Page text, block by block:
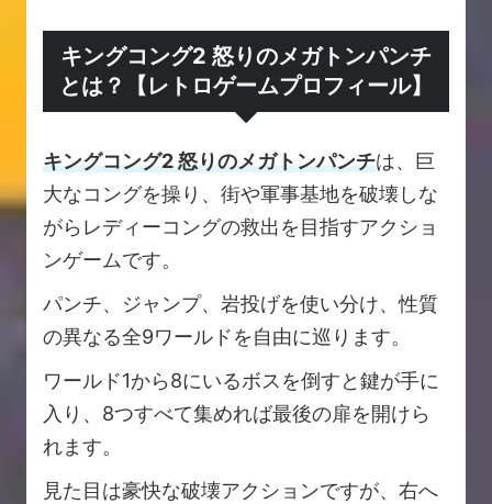
キングコング2 怒りのメガトンパンチ
とは？【レトロゲームプロフィール】
キングコング2 怒りのメガトンパンチは、巨
大なコングを操り、街や軍事基地を破壊しな
がらレディーコングの救出を目指すアクショ
ンゲームです。
パンチ、ジャンプ、岩投げを使い分け、性質
の異なる全9ワールドを自由に巡ります。
ワールド1から8にいるボスを倒すと鍵が手に
入り、8つすべて集めれば最後の扉を開けら
れます。
見た目は豪快な破壊アクションですが、右へ